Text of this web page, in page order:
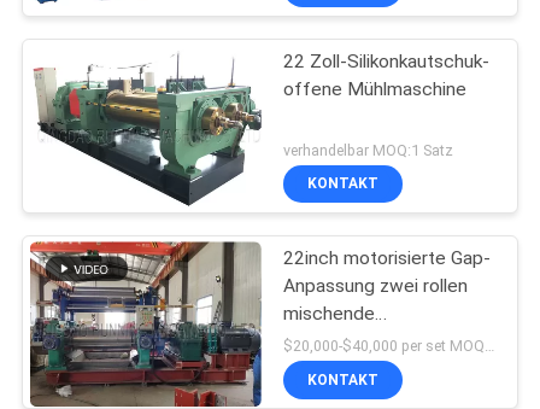
22 Zoll-Silikonkautschuk-
offene Mühlmaschine
verhandelbar MOQ:1 Satz
KONTAKT
22inch motorisierte Gap-
Anpassung zwei rollen
mischende
Mühlgummimaschine mit
Mischmaschine auf
Lager
$20,000-$40,000 per set MOQ:1 Satz
KONTAKT